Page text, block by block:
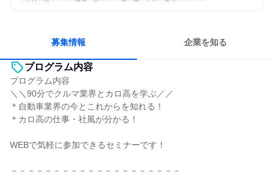
女性が働きやすい環境で働ける 長く同じ会社に居続けられる
募集情報 企業を知る
プログラム内容
プログラム内容
＼＼90分でクルマ業界とカロ高を学ぶ／／
＊自動車業界の今とこれからを知れる！
＊カロ高の仕事・社風が分かる！
WEBで気軽に参加できるセミナーです！
－－－－－－－－－－－－－－－－－－－－